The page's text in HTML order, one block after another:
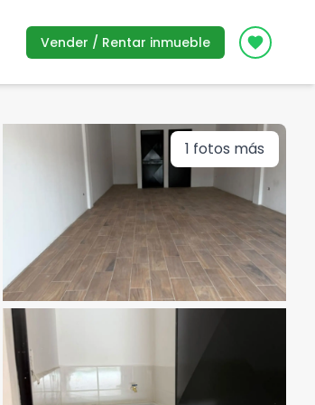
Vender / Rentar inmueble Icon
1 fotos más